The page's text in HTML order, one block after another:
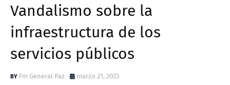
Vandalismo sobre la
infraestructura de los
servicios públicos
Fm General Paz marzo 21, 2023